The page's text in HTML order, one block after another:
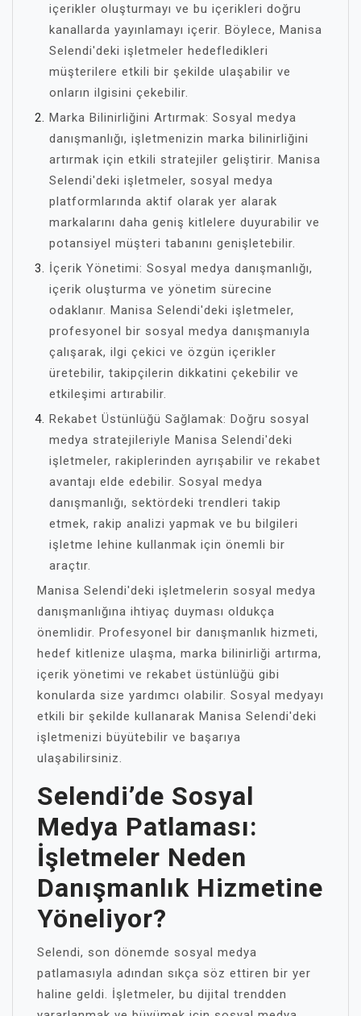
içerikler oluşturmayı ve bu içerikleri doğru
kanallarda yayınlamayı içerir. Böylece, Manisa
Selendi'deki işletmeler hedefledikleri
müşterilere etkili bir şekilde ulaşabilir ve
onların ilgisini çekebilir.
Marka Bilinirliğini Artırmak: Sosyal medya
danışmanlığı, işletmenizin marka bilinirliğini
artırmak için etkili stratejiler geliştirir. Manisa
Selendi'deki işletmeler, sosyal medya
platformlarında aktif olarak yer alarak
markalarını daha geniş kitlelere duyurabilir ve
potansiyel müşteri tabanını genişletebilir.
İçerik Yönetimi: Sosyal medya danışmanlığı,
içerik oluşturma ve yönetim sürecine
odaklanır. Manisa Selendi'deki işletmeler,
profesyonel bir sosyal medya danışmanıyla
çalışarak, ilgi çekici ve özgün içerikler
üretebilir, takipçilerin dikkatini çekebilir ve
etkileşimi artırabilir.
Rekabet Üstünlüğü Sağlamak: Doğru sosyal
medya stratejileriyle Manisa Selendi'deki
işletmeler, rakiplerinden ayrışabilir ve rekabet
avantajı elde edebilir. Sosyal medya
danışmanlığı, sektördeki trendleri takip
etmek, rakip analizi yapmak ve bu bilgileri
işletme lehine kullanmak için önemli bir
araçtır.
Manisa Selendi'deki işletmelerin sosyal medya
danışmanlığına ihtiyaç duyması oldukça
önemlidir. Profesyonel bir danışmanlık hizmeti,
hedef kitlenize ulaşma, marka bilinirliği artırma,
içerik yönetimi ve rekabet üstünlüğü gibi
konularda size yardımcı olabilir. Sosyal medyayı
etkili bir şekilde kullanarak Manisa Selendi'deki
işletmenizi büyütebilir ve başarıya
ulaşabilirsiniz.
Selendi’de Sosyal
Medya Patlaması:
İşletmeler Neden
Danışmanlık Hizmetine
Yöneliyor?
Selendi, son dönemde sosyal medya
patlamasıyla adından sıkça söz ettiren bir yer
haline geldi. İşletmeler, bu dijital trendden